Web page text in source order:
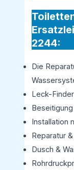
2244:
Die
Leck-Finder
Installation
Reparatur
Dusch &